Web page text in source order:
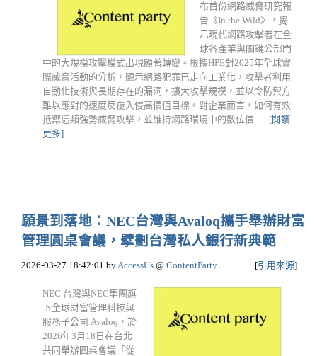
布首份網路威脅研究報
告《In the Wild》，揭
示現代網路攻擊者在全
球各產業與關鍵公部門
中的大規模攻擊模式出現顯著轉變。根據HPE對2025年全球實
際威脅活動的分析，顯示網路犯罪已走向工業化，攻擊者利用
自動化技術與長期存在的漏洞，擴大攻擊規模，並以令防禦方
難以應對的速度反覆入侵高價值目標。對企業而言，如何有效
抵禦這類強勢威脅攻擊，並維持網路環境中的數位信...... [閱讀
更多]
願景到落地：NEC台灣與Avaloq攜手舉辦財富
管理圓桌會議，擘劃台灣私人銀行新典範
2026-03-27 18:42:01 byAccessUs @ ContentParty [引用來源]
NEC 台灣與NEC集團旗
下全球財富管理科技與
服務子公司 Avaloq，於
2026年3月18日在台北
共同舉辦圓桌會議「從